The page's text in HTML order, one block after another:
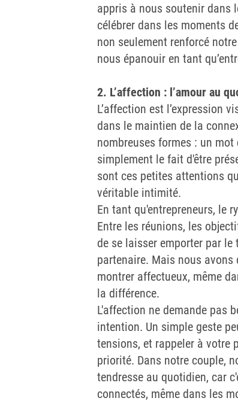
appris à nous soutenir dans
célébrer dans les moments
non seulement renforcé
nous épanouir en tant
2. L’affection : l’amour au
L’affection est l’expression
dans le maintien de la
nombreuses formes : un
simplement le fait d'être
sont ces petites attentions
véritable intimité.
En tant qu'entrepreneurs, le
Entre les réunions, les
de se laisser emporter par
partenaire. Mais nous avons
montrer affectueux, même
la différence.
L'affection ne demande pas
intention. Un simple geste
tensions, et rappeler à votre
priorité. Dans notre couple,
tendresse au quotidien, car
connectés, même dans les